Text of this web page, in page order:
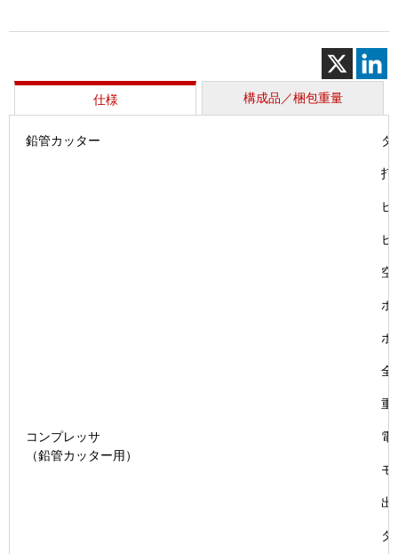
ッ
ト
個
仕様 構成品／梱包重量
鉛管カッター タ
打
ピ
ピ
空
ホ
ホ
全
重
コンプレッサ
（鉛管カッター用）
電
モ
出
タ